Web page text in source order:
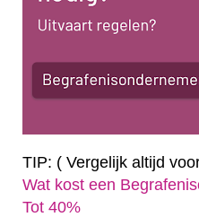
TIP: ( Vergelijk altijd
Wat kost een
Tot 40%‎